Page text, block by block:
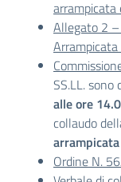
arrampicata
Allegato 2 –
SS.LL. sono
alle ore
collaudo
Ordine N.